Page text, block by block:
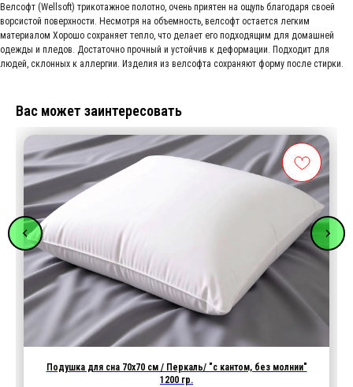
Велсофт (Wellsoft) трикотажное полотно, очень приятен на ощупь благодаря своей
ворсистой поверхности. Несмотря на объемность, велсофт остается легким
материалом Хорошо сохраняет тепло, что делает его подходящим для домашней
одежды и пледов. Достаточно прочный и устойчив к деформации. Подходит для
людей, склонных к аллергии. Изделия из велсофта сохраняют форму после стирки.
Вас может заинтересовать
Подушка для сна 70х70 см / Перкаль/ "с кантом, без молнии"
1200 гр.